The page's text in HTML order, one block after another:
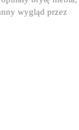
wygląd przez